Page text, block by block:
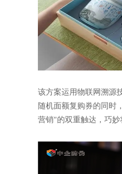
该方案运用物联网溯源
随机面额复购券的同时
营销"的双重触达，巧妙